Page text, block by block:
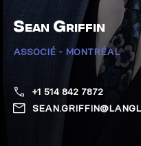
Sean Griffin
ASSOCIÉ - MONTRÉAL
+1 514 842 7872